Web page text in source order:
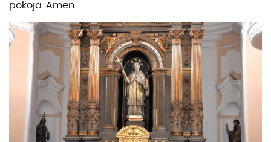
pokoja. Amen.